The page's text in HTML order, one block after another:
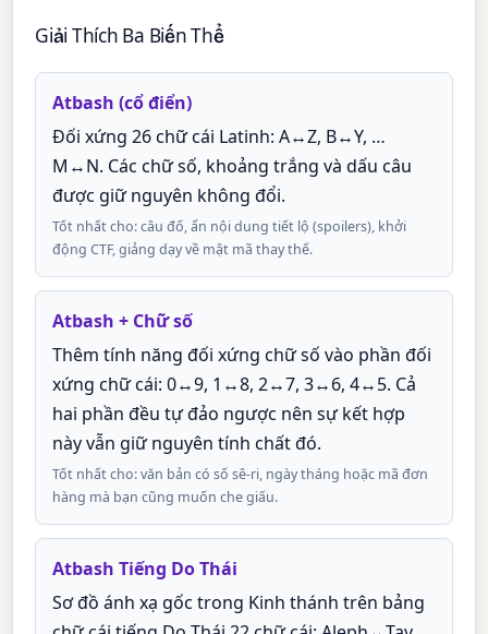
Giải Thích Ba Biến Thể
Atbash (cổ điển)
Đối xứng 26 chữ cái Latinh: A↔Z, B↔Y, …
M↔N. Các chữ số, khoảng trắng và dấu câu
được giữ nguyên không đổi.
Tốt nhất cho: câu đố, ẩn nội dung tiết lộ (spoilers), khởi
động CTF, giảng dạy về mật mã thay thế.
Atbash + Chữ số
Thêm tính năng đối xứng chữ số vào phần đối
xứng chữ cái: 0↔9, 1↔8, 2↔7, 3↔6, 4↔5. Cả
hai phần đều tự đảo ngược nên sự kết hợp
này vẫn giữ nguyên tính chất đó.
Tốt nhất cho: văn bản có số sê-ri, ngày tháng hoặc mã đơn
hàng mà bạn cũng muốn che giấu.
Atbash Tiếng Do Thái
Sơ đồ ánh xạ gốc trong Kinh thánh trên bảng